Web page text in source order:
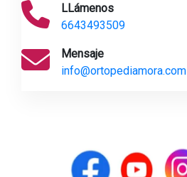
LLámenos
6643493509
Mensaje
info@ortopediamora.com